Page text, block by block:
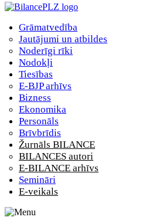
Grāmatvedība
Jautājumi un atbildes
Noderīgi rīki
Nodokļi
Tiesības
E-BJP arhīvs
Bizness
Ekonomika
Personāls
Brīvbrīdis
Žurnāls BILANCE
BILANCES autori
E-BILANCE arhīvs
Semināri
E-veikals